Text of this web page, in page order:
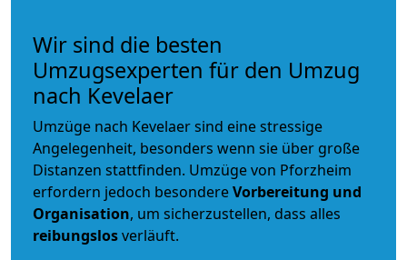
Wir sind die besten
Umzugsexperten für den Umzug
nach Kevelaer
Umzüge nach Kevelaer sind eine stressige
Angelegenheit, besonders wenn sie über große
Distanzen stattfinden. Umzüge von Pforzheim
erfordern jedoch besondereVorbereitung und
Organisation, um sicherzustellen, dass alles
reibungslosverläuft.